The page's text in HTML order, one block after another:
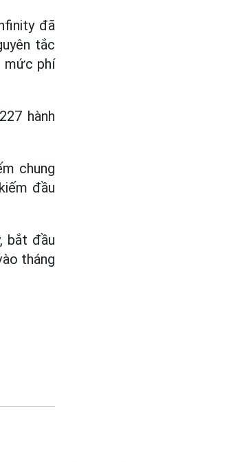
đã
tắc
mức phí
hành
chung
đầu
bắt đầu
tháng